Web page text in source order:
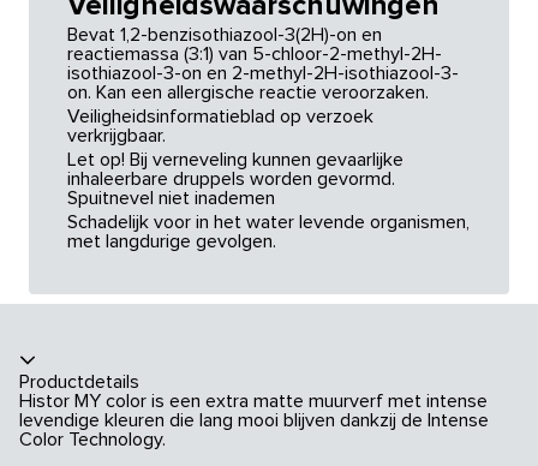
Bevat 1,2-benzisothiazool-3(2H)-on en
reactiemassa (3:1) van 5-chloor-2-methyl-2H-
isothiazool-3-on en 2-methyl-2H-isothiazool-3-
on. Kan een allergische reactie veroorzaken.
Veiligheidsinformatieblad op verzoek
verkrijgbaar.
Let op! Bij verneveling kunnen gevaarlijke
inhaleerbare druppels worden gevormd.
Spuitnevel niet inademen
Schadelijk voor in het water levende organismen,
met langdurige gevolgen.
Productdetails
Histor MY color is een extra matte muurverf met intense
levendige kleuren die lang mooi blijven dankzij de Intense
Color Technology.